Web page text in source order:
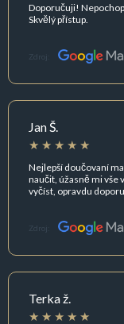
Doporučuji!
Skvělý přístup.
Zdroj:
Jan Š.
Nejlepší doučovaní
naučit, úžasně mi vše
vyčíst, opravdu
Zdroj:
Terka ž.